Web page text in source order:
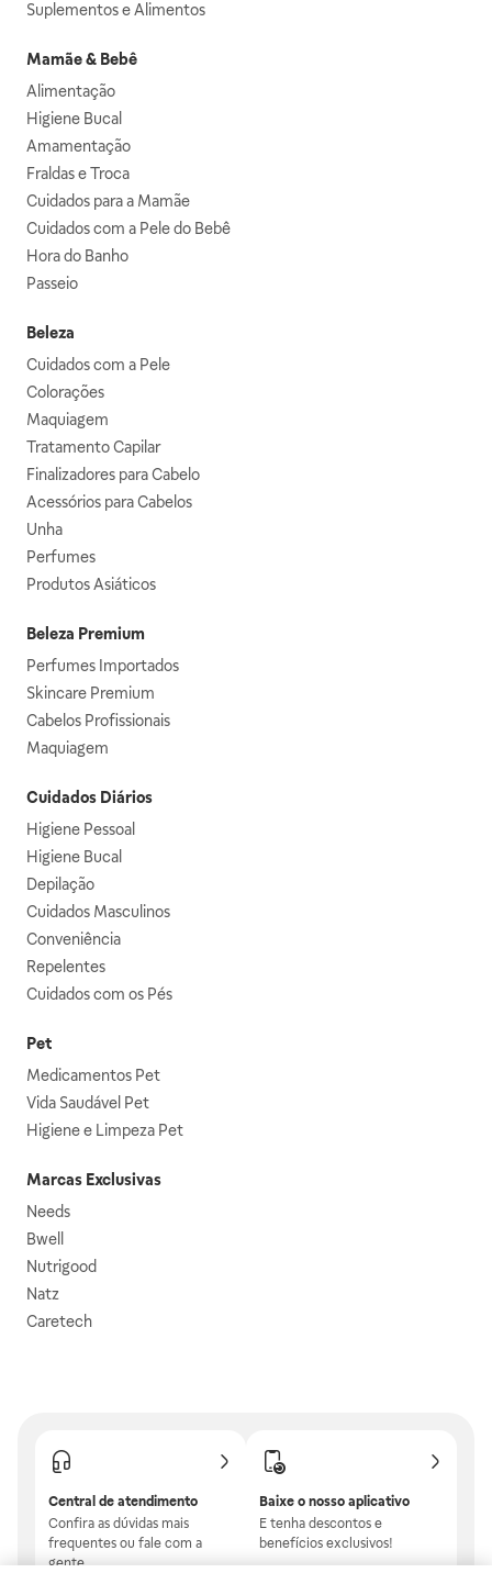
Suplementos e Alimentos
Mamãe & Bebê
Alimentação
Higiene Bucal
Amamentação
Fraldas e Troca
Cuidados para a Mamãe
Cuidados com a Pele do Bebê
Hora do Banho
Passeio
Beleza
Cuidados com a Pele
Colorações
Maquiagem
Tratamento Capilar
Finalizadores para Cabelo
Acessórios para Cabelos
Unha
Perfumes
Produtos Asiáticos
Beleza Premium
Perfumes Importados
Skincare Premium
Cabelos Profissionais
Maquiagem
Cuidados Diários
Higiene Pessoal
Higiene Bucal
Depilação
Cuidados Masculinos
Conveniência
Repelentes
Cuidados com os Pés
Pet
Medicamentos Pet
Vida Saudável Pet
Higiene e Limpeza Pet
Marcas Exclusivas
Needs
Bwell
Nutrigood
Natz
Caretech
Central de atendimento
Confira as dúvidas mais
frequentes ou fale com a
gente.
Baixe o nosso aplicativo
E tenha descontos e
benefícios exclusivos!